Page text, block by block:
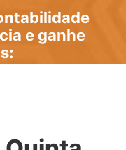
e ganhe